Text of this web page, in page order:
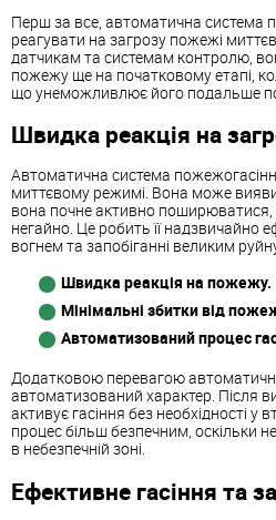
Перш за все, автоматична система
реагувати на загрозу пожежі
датчикам та системам контролю,
пожежу ще на початковому етапі,
що унеможливлює його подальше
Швидка реакція на
Автоматична система
миттєвому режимі. Вона може
вона почне активно поширюватися,
негайно. Це робить її надзвичайно
вогнем та запобіганні великим
Швидка реакція на пожежу.
Мінімальні збитки від
Автоматизований процес
Додатковою перевагою
автоматизований характер. Після
активує гасіння без необхідності у
процес більш безпечним, оскільки
в небезпечній зоні.
Ефективне гасіння та